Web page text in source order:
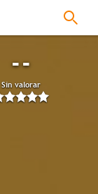
--
Sin valorar